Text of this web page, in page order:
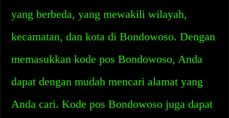
yang berbeda, yang mewakili wilayah,
kecamatan, dan kota di Bondowoso. Dengan
memasukkan kode pos Bondowoso, Anda
dapat dengan mudah mencari alamat yang
Anda cari. Kode pos Bondowoso juga dapat